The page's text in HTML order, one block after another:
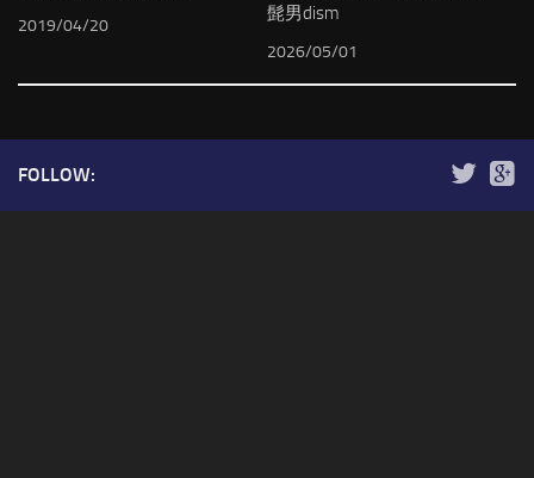
2019/04/20
髭男dism
2026/05/01
FOLLOW: